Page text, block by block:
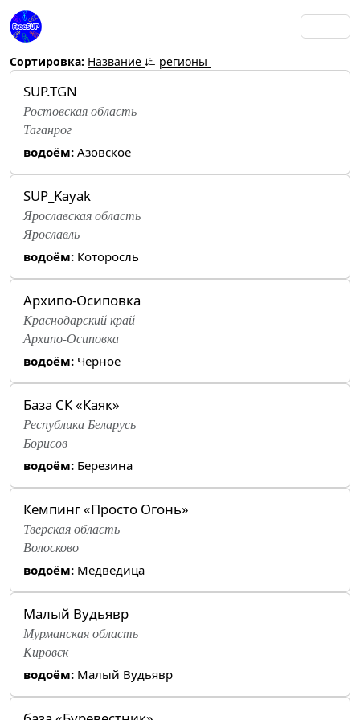
Сортировка: Название регионы
SUP.TGN
Ростовская область
Таганрог
водоём: Азовское
SUP_Kayak
Ярославская область
Ярославль
водоём: Которосль
Архипо-Осиповка
Краснодарский край
Архипо-Осиповка
водоём: Черное
База СК «Каяк»
Республика Беларусь
Борисов
водоём: Березина
Кемпинг «Просто Огонь»
Тверская область
Волосково
водоём: Медведица
Малый Вудьявр
Мурманская область
Кировск
водоём: Малый Вудьявр